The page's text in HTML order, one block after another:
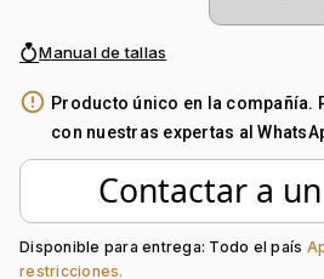
Manual de tallas
error_outline Producto único en la compañía.
con nuestras expertas al
Contactar a
Disponible para entrega: Todo el país
restricciones.